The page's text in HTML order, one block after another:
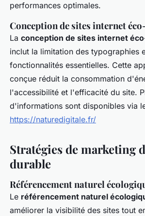
performances optimales.
Conception de sites internet
La conception de sites internet
inclut la limitation des typographies
fonctionnalités essentielles. Cette
conçue réduit la consommation
l'accessibilité et l'efficacité du site.
d'informations sont disponibles via
https://naturedigitale.fr/
Stratégies de marketing
durable
Référencement naturel
Le référencement naturel
améliorer la visibilité des sites tout